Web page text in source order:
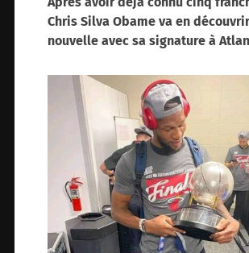
Chris Silva Obame va en
nouvelle avec sa signature à